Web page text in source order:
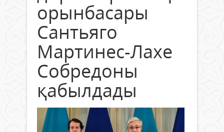
орынбасары
Сантьяго
Мартинес-Лахе
Собредоны
қабылдады